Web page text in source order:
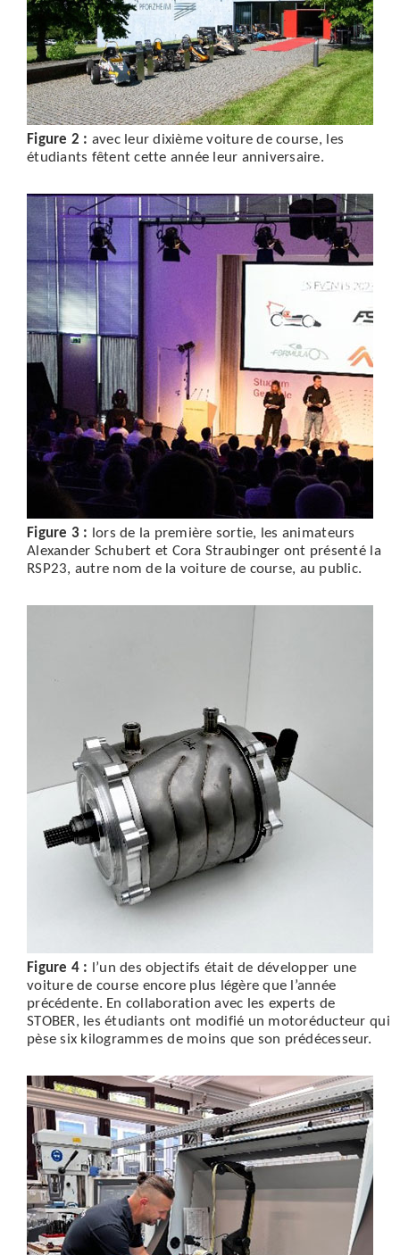
Figure 2 : avec leur dixième voiture de course, les
étudiants fêtent cette année leur anniversaire.
Figure 3 : lors de la première sortie, les animateurs
Alexander Schubert et Cora Straubinger ont présenté la
RSP23, autre nom de la voiture de course, au public.
Figure 4 : l’un des objectifs était de développer une
voiture de course encore plus légère que l’année
précédente. En collaboration avec les experts de
STOBER, les étudiants ont modifié un motoréducteur qui
pèse six kilogrammes de moins que son prédécesseur.